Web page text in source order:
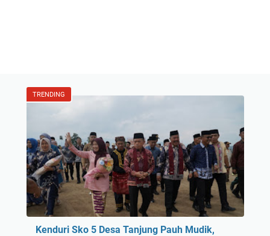
TRENDING
Kenduri Sko 5 Desa Tanjung Pauh Mudik,